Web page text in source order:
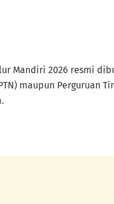
Mandiri 2026 resmi
maupun Perguruan